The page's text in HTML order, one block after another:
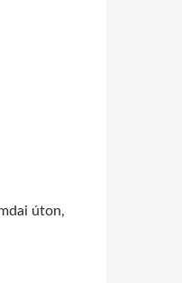
úton,